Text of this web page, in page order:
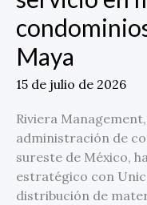
Maya
15 de julio de 2026
Riviera
administración de
sureste de México,
estratégico con
distribución de
150
condominios
de
la
Riviera